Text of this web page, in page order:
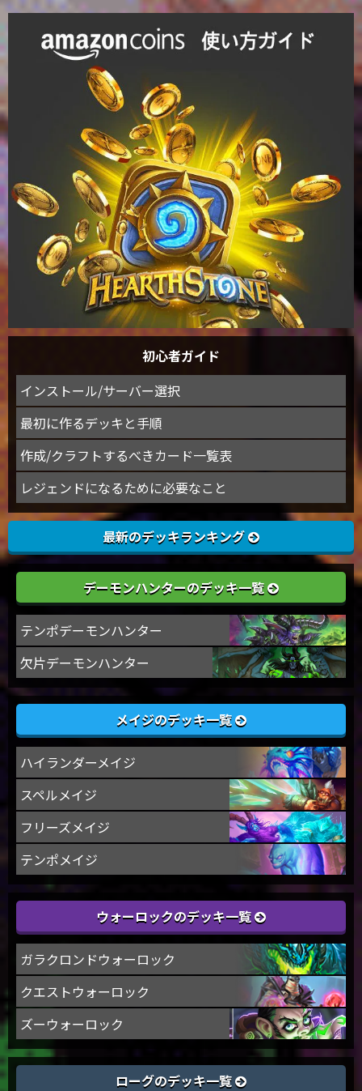
初心者ガイド
インストール/サーバー選択
最初に作るデッキと手順
作成/クラフトするべきカード一覧表
レジェンドになるために必要なこと
最新のデッキランキング
デーモンハンターのデッキ一覧
テンポデーモンハンター
欠片デーモンハンター
メイジのデッキ一覧
ハイランダーメイジ
スペルメイジ
フリーズメイジ
テンポメイジ
ウォーロックのデッキ一覧
ガラクロンドウォーロック
クエストウォーロック
ズーウォーロック
ローグのデッキ一覧